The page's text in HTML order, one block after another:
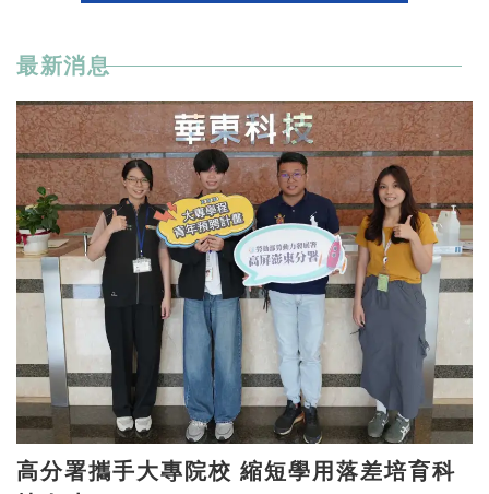
最新消息
高分署攜手大專院校 縮短學用落差培育科